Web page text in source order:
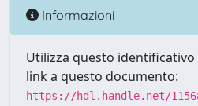
Informazioni
Utilizza questo
link a questo documento:
https://hdl.handle.net/